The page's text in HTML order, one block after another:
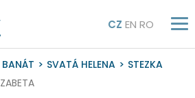
CZ EN RO
BANÁT SVATÁ HELENA
STEZKA